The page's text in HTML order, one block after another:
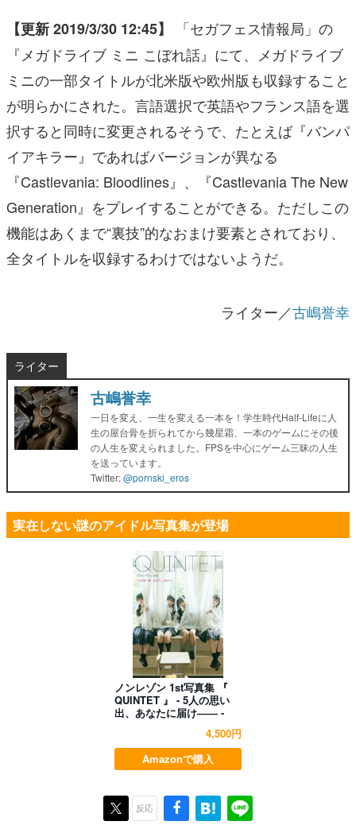
【更新 2019/3/30 12:45】
「セガフェス情報局」の
『メガドライブ ミニ こぼれ話』にて、メガドライブ
ミニの一部タイトルが北米版や欧州版も収録すること
が明らかにされた。言語選択で英語やフランス語を選
択すると同時に変更されるそうで、たとえば『バンパ
イアキラー』であればバージョンが異なる
『Castlevania: Bloodlines』、『Castlevania The New
Generation』をプレイすることができる。ただしこの
機能はあくまで“裏技”的なおまけ要素とされており、
全タイトルを収録するわけではないようだ。
ライター／古嶋誉幸
ライター
古嶋誉幸
一日を変え、一生を変える一本を！学生時代Half-Lifeに人
生の屋台骨を折られてから幾星霜、一本のゲームにその後
の人生を変えられました。FPSを中心にゲーム三昧の人生
を送っています。
Twitter:@pornski_eros
実在しない謎のアイドル写真集が登場
ノンレゾン 1st写真集 『
QUINTET 』 - 5人の思い
出、あなたに届け―― -
4,500円
Amazonで購入
反応